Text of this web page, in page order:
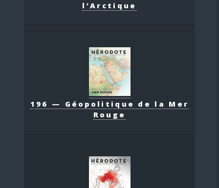
l’Arctique
196 — Géopolitique de la Mer
Rouge